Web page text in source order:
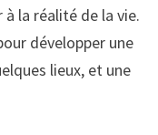
la réalité de la vie.
développer une
lieux, et une